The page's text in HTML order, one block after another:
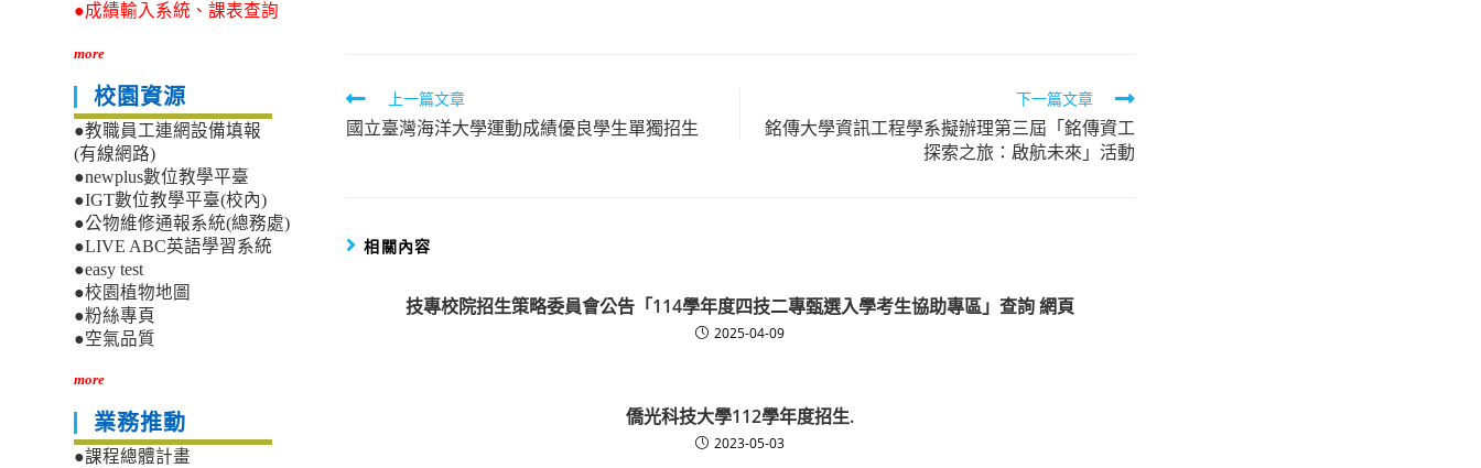
Read
more
上一篇文章
國立臺灣海洋大學運動成績優良學生單獨招生
下一篇文章
銘傳大學資訊工程學系擬辦理第三屆「銘傳資工
探索之旅：啟航未來」活動
相關內容
技專校院招生策略委員會公告「114學年度四技二專甄選入學考生協助專區」查詢 網頁
2025-04-09
僑光科技大學112學年度招生.
2023-05-03
●成績輸入系統、課表查詢
more
校園資源
●教職員工連網設備填報
(有線網路)
●newplus數位教學平臺
●IGT數位教學平臺(校內)
●公物維修通報系統(總務處)
●LIVE ABC英語學習系統
●easy test
●校園植物地圖
●粉絲專頁
●空氣品質
more
業務推動
●課程總體計畫